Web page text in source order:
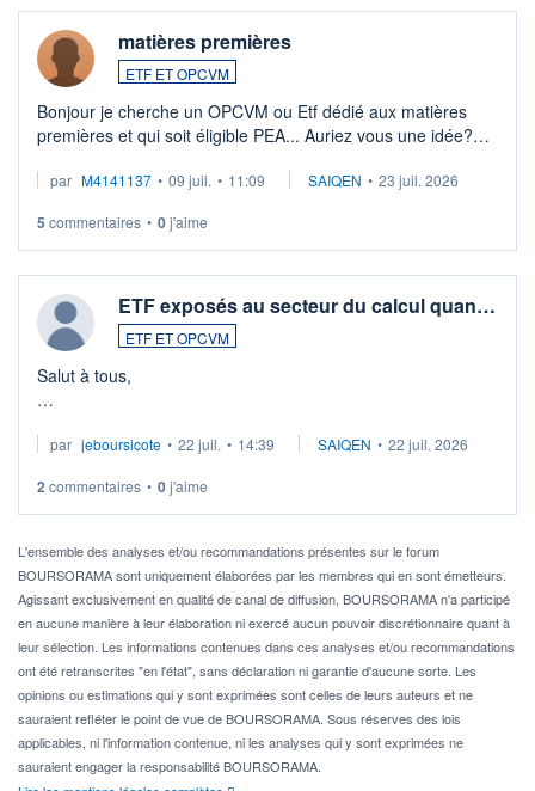
matières premières
ETF ET OPCVM
Bonjour je cherche un OPCVM ou Etf dédié aux matières
premières et qui soit éligible PEA... Auriez vous une idée?
par M4141137 • 09 juil. • 11:09 SAIQEN • 23 juil. 2026
5 commentaires • 0j'aime
ETF exposés au secteur du calcul quan…
ETF ET OPCVM
Salut à tous,
via un ETF plutôt que des actions individuelles.
Idéalement, je voudrais qu'il soit éligible au PEA.
Pour l' ...
par jeboursicote • 22 juil. • 14:39 SAIQEN • 22 juil. 2026
2 commentaires • 0j'aime
L'ensemble des analyses et/ou recommandations présentes sur le forum
BOURSORAMA sont uniquement élaborées par les membres qui en sont émetteurs.
Agissant exclusivement en qualité de canal de diffusion, BOURSORAMA n'a participé
en aucune manière à leur élaboration ni exercé aucun pouvoir discrétionnaire quant à
leur sélection. Les informations contenues dans ces analyses et/ou recommandations
ont été retranscrites "en l'état", sans déclaration ni garantie d'aucune sorte. Les
opinions ou estimations qui y sont exprimées sont celles de leurs auteurs et ne
sauraient refléter le point de vue de BOURSORAMA. Sous réserves des lois
applicables, ni l'information contenue, ni les analyses qui y sont exprimées ne
sauraient engager la responsabilité BOURSORAMA.